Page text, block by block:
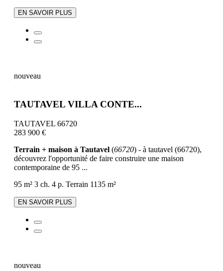
EN SAVOIR PLUS
nouveau
TAUTAVEL VILLA CONTE...
TAUTAVEL 66720
283 900 €
Terrain + maison à Tautavel (66720) - à tautavel (66720),
découvrez l'opportunité de faire construire une maison
contemporaine de 95 ...
95 m² 3 ch. 4 p. Terrain 1135 m²
EN SAVOIR PLUS
nouveau